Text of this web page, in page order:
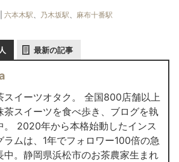
六本木駅、 乃木坂駅、 麻布十番駅
最新の記事
スイーツオタク。 全国800店舗以上
茶スイーツを食べ歩き、ブログを執
。 2020年から本格始動したインス
ラムは、1年でフォロワー100倍の急
中。静岡県浜松市のお茶農家生まれ